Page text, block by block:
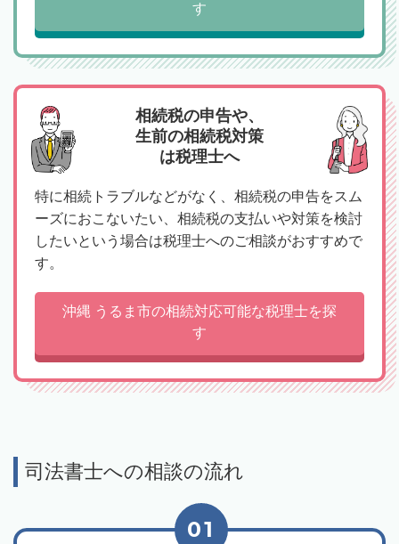
す
相続税の申告や、
生前の相続税対策
は税理士へ
特に相続トラブルなどがなく、相続税の申告をスム
ーズにおこないたい、相続税の支払いや対策を検討
したいという場合は税理士へのご相談がおすすめで
す。
沖縄 うるま市の相続対応可能な税理士を探
す
司法書士への相談の流れ
01